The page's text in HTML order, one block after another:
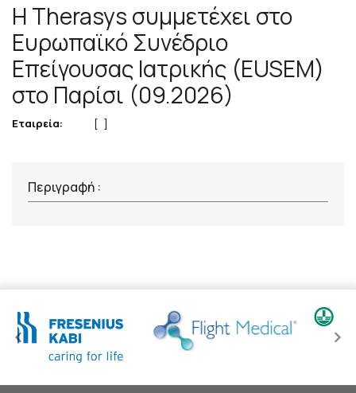
H Therasys συμμετέχει στο
Ευρωπαϊκό Συνέδριο
Επείγουσας Ιατρικής (EUSEM)
στο Παρίσι (09.2026)
Εταιρεία: [ ]
Περιγραφή :